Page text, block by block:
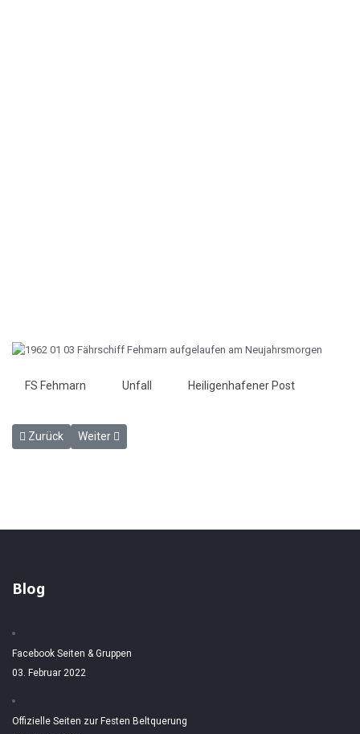
FS Fehmarn Unfall Heiligenhafener Post
Vorheriger Beitrag: Im rüstigen Fortschritt: Die Vogelfluglinie -
Zurück Nächster Beitrag: Fährschiff "Schleswig-Holstein" in der
Weiter
Blog
Facebook Seiten & Gruppen
03. Februar 2022
Offizielle Seiten zur Festen Beltquerung